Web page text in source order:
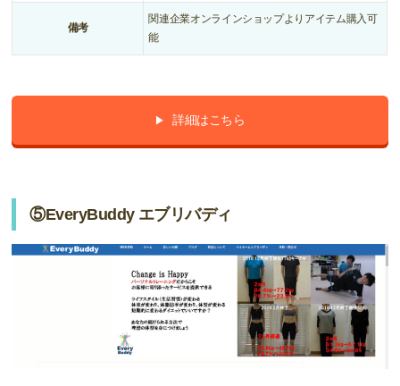
備考
関連企業オンラインショップよりアイテム購入可
能
詳細はこちら
⑤EveryBuddy エブリバディ